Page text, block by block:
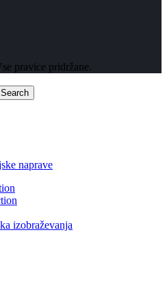
pravice pridržane.
Search
naprave
izobraževanja